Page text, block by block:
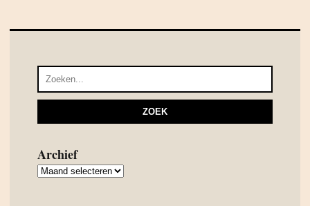
Archief
Archief